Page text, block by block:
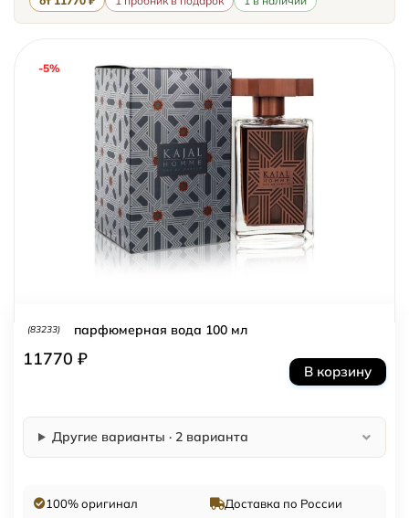
-5%
(83233) парфюмерная вода 100 мл
11770 ₽
В корзину
Другие варианты · 2 варианта
100% оригинал
Доставка по России